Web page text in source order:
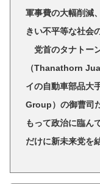
軍事費の大幅削減
きい不平等な社会
党首のタナトー
（Thanathorn
イの自動車部品大
Group）の御曹司
もって政治に臨ん
だけに新未来党を